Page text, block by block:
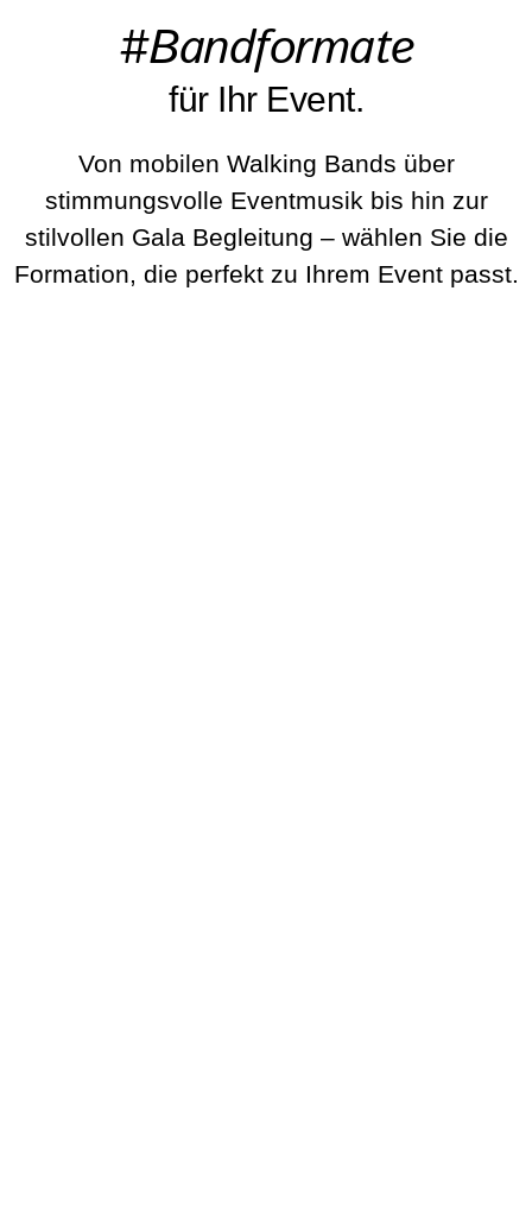
#Bandformate
für Ihr Event.
Von mobilen Walking Bands über
stimmungsvolle Eventmusik bis hin zur
stilvollen Gala Begleitung – wählen Sie die
Formation, die perfekt zu Ihrem Event passt.